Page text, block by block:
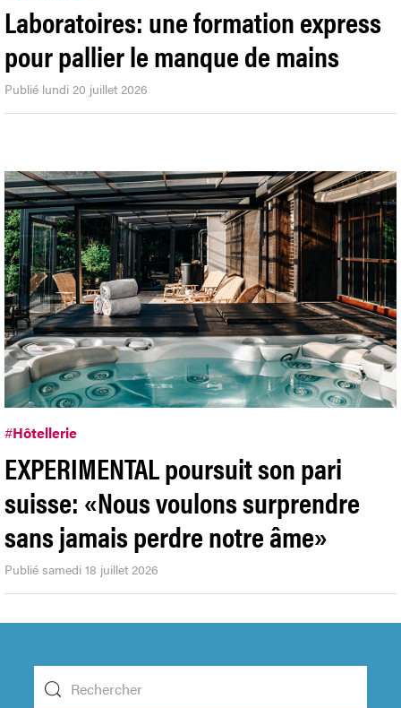
Laboratoires: une formation express
pour pallier le manque de mains
Publié lundi 20 juillet 2026
#Hôtellerie
EXPERIMENTAL poursuit son pari
suisse: «Nous voulons surprendre
sans jamais perdre notre âme»
Publié samedi 18 juillet 2026